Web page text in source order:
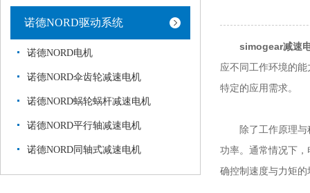
诺德NORD驱动系统
诺德NORD电机
诺德NORD伞齿轮减速电机
诺德NORD蜗轮蜗杆减速电机
诺德NORD平行轴减速电机
诺德NORD同轴式减速电机
simogear减速
应不同工作环境的
特定的应用需求。
除了工作原理与种
功率。通常情况下
确控制速度与力矩